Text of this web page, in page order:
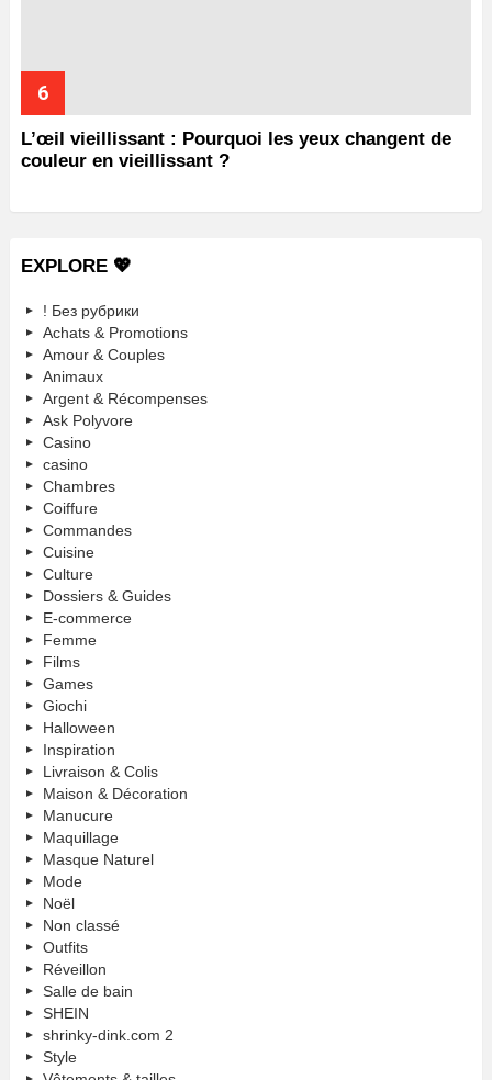
L’œil vieillissant : Pourquoi les yeux changent de
couleur en vieillissant ?
EXPLORE 💖
! Без рубрики
Achats & Promotions
Amour & Couples
Animaux
Argent & Récompenses
Ask Polyvore
Casino
casino
Chambres
Coiffure
Commandes
Cuisine
Culture
Dossiers & Guides
E-commerce
Femme
Films
Games
Giochi
Halloween
Inspiration
Livraison & Colis
Maison & Décoration
Manucure
Maquillage
Masque Naturel
Mode
Noël
Non classé
Outfits
Réveillon
Salle de bain
SHEIN
shrinky-dink.com 2
Style